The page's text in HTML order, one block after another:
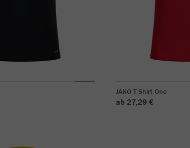
JAKO T-Shirt One
ab 27,29 €